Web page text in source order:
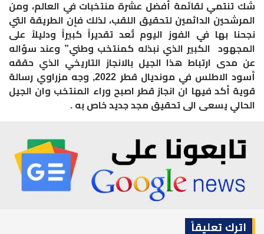
شك تنتمي لقائمة أفضل عشرة منتخبات في العالم، ومن
المرشحين الدائمين لتحقيق اللقب، لذلك فإن الطريقة التي
نجحنا بها في الفوز اليوم تُعد تقديراً كبيراً ودليلاً على
المجهود الكبير الذي نبذله كمنتخب وطني” وعند سؤاله
عن مدى ارتباط هذا الجيل بالانجاز التاريخي الذي حققه
أسود الاطلس في مونديال قطر 2022, وجه مزراوي رسالة
قوية أكد فيها ان انجاز قطر اصبح وراء المنتخب وان الجيل
الحالي يسعى الى تحقيق مجد جديد خاص به .
اترك تعليقاً